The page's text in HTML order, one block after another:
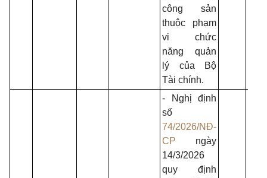
công sản
thuộc phạm
vi chức
năng quản
lý của Bộ
Tài chính.
- Nghị định
số
74/2026/NĐ-
CP ngày
14/3/2026
quy định